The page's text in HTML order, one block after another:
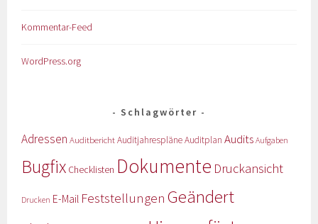
Kommentar-Feed
WordPress.org
Schlagwörter
Adressen AuditberichtAuditjahrespläneAuditplan Audits Aufgaben
Bugfix Checklisten Dokumente Druckansicht
Drucken E-Mail Feststellungen Geändert